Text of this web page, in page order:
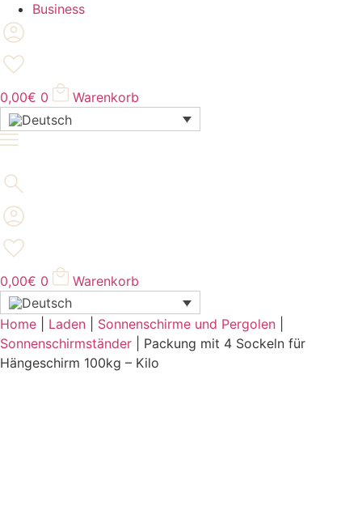
Business
0,00€ 0 Warenkorb
0,00€ 0 Warenkorb
Home Laden Sonnenschirme und Pergolen
Sonnenschirmständer
Packung mit 4 Sockeln für
Hängeschirm 100kg – Kilo